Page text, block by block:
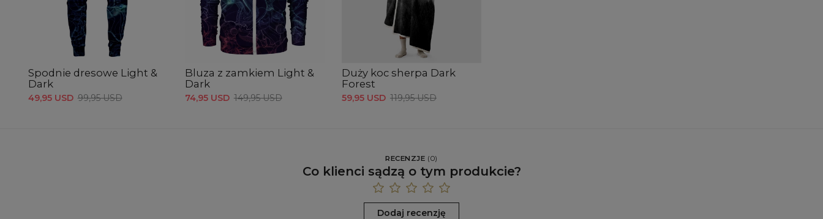
Spodnie dresowe Light &
Dark
49,95 USD 99,95 USD
Bluza z zamkiem Light &
Dark
74,95 USD 149,95 USD
Duży koc sherpa Dark
Forest
59,95 USD 119,95 USD
RECENZJE (0)
Co klienci sądzą o tym produkcie?
Dodaj recenzję